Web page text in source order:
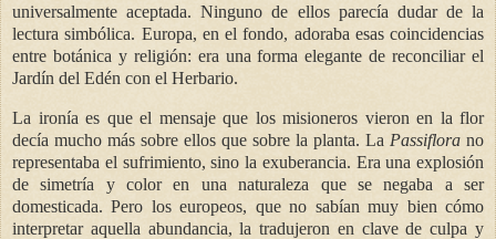
universalmente aceptada. Ninguno de ellos parecía dudar de la
lectura simbólica. Europa, en el fondo, adoraba esas coincidencias
entre botánica y religión: era una forma elegante de reconciliar el
Jardín del Edén con el Herbario.
La ironía es que el mensaje que los misioneros vieron en la flor
decía mucho más sobre ellos que sobre la planta. La Passiflora no
representaba el sufrimiento, sino la exuberancia. Era una explosión
de simetría y color en una naturaleza que se negaba a ser
domesticada. Pero los europeos, que no sabían muy bien cómo
interpretar aquella abundancia, la tradujeron en clave de culpa y